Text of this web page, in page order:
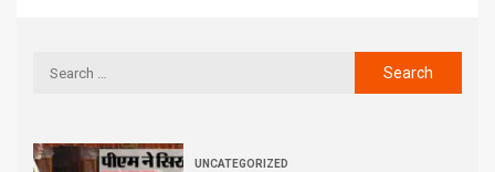
UNCATEGORIZED